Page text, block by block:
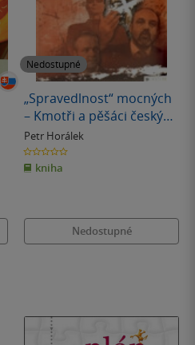
Nedostupné
„Spravedlnost“ mocných
– Kmotři a pěšáci českých
mafií
Petr Horálek
0.0
z
5
hvězdiček
kniha
Nedostupné